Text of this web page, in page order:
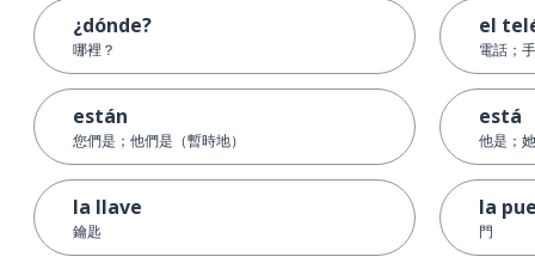
¿dónde?
哪裡？
están
您們是；他們是（暫時地）
la llave
鑰匙
el
電話；
está
他是；
la
門